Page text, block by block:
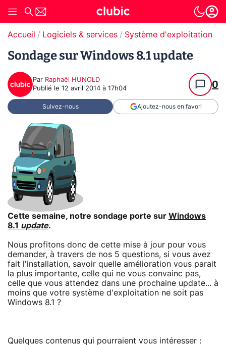
Accueil Logiciels & services Système d'exploitation
Sondage sur Windows 8.1 update
Par Raphaël HUNOLD
Publié le 12 avril 2014 à 17h04 0
Suivez-nous Ajoutez-nous en favori
Cette semaine, notre sondage porte sur Windows
8.1 update.
Nous profitons donc de cette mise à jour pour vous
demander, à travers de nos 5 questions, si vous avez
fait l'installation, savoir quelle amélioration vous parait
la plus importante, celle qui ne vous convainc pas,
celle que vous attendez dans une prochaine update... à
moins que votre système d'exploitation ne soit pas
Windows 8.1 ?
Quelques contenus qui pourraient vous intéresser :